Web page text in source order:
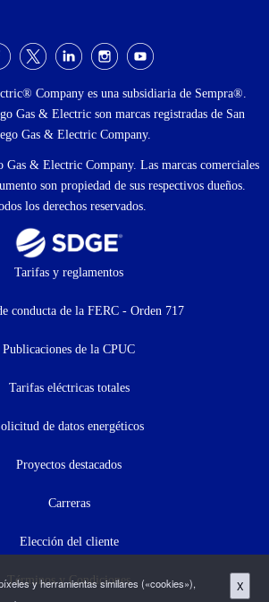
Company es una subsidiaria de Sempra®.
Gas & Electric son marcas registradas de San
Gas & Electric Company.
& Electric Company. Las marcas comerciales
son propiedad de sus respectivos dueños.
los derechos reservados.
y herramientas similares («cookies»),
X
Tarifas y reglamentos
conducta de la FERC - Orden 717
Publicaciones de la CPUC
Tarifas eléctricas totales
de datos energéticos
Proyectos destacados
Carreras
Elección del cliente
Términos y Condiciones